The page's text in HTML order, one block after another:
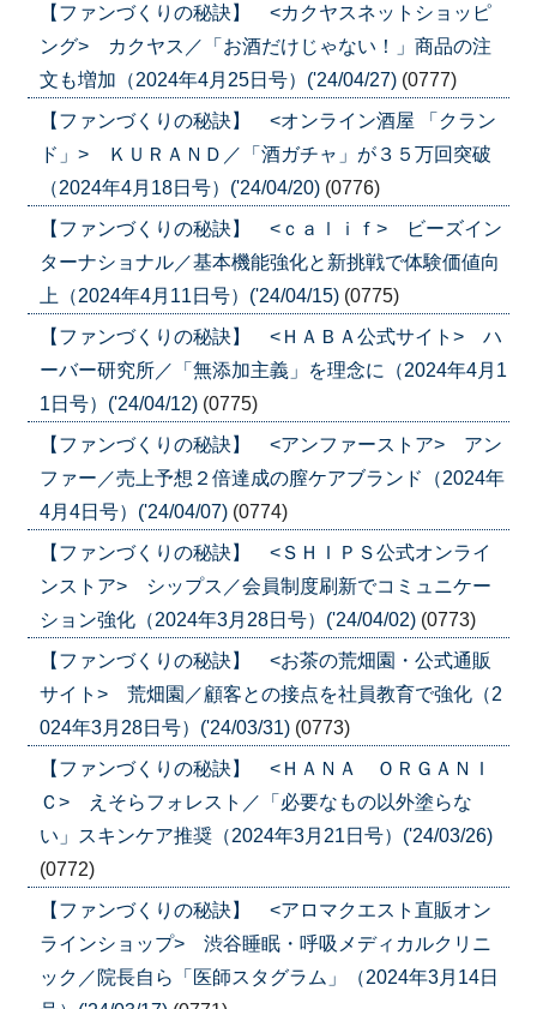
【ファンづくりの秘訣】 <カクヤスネットショッピ
ング> カクヤス／「お酒だけじゃない！」商品の注
文も増加（2024年4月25日号）('24/04/27) (0777)
【ファンづくりの秘訣】 <オンライン酒屋 「クラン
ド」> ＫＵＲＡＮＤ／「酒ガチャ」が３５万回突破
（2024年4月18日号）('24/04/20) (0776)
【ファンづくりの秘訣】 <ｃａｌｉｆ> ビーズイン
ターナショナル／基本機能強化と新挑戦で体験価値向
上（2024年4月11日号）('24/04/15) (0775)
【ファンづくりの秘訣】 <ＨＡＢＡ公式サイト> ハ
ーバー研究所／「無添加主義」を理念に（2024年4月1
1日号）('24/04/12) (0775)
【ファンづくりの秘訣】 <アンファーストア> アン
ファー／売上予想２倍達成の膣ケアブランド（2024年
4月4日号）('24/04/07) (0774)
【ファンづくりの秘訣】 <ＳＨＩＰＳ公式オンライ
ンストア> シップス／会員制度刷新でコミュニケー
ション強化（2024年3月28日号）('24/04/02) (0773)
【ファンづくりの秘訣】 <お茶の荒畑園・公式通販
サイト> 荒畑園／顧客との接点を社員教育で強化（2
024年3月28日号）('24/03/31) (0773)
【ファンづくりの秘訣】 <ＨＡＮＡ ＯＲＧＡＮＩ
Ｃ> えそらフォレスト／「必要なもの以外塗らな
い」スキンケア推奨（2024年3月21日号）('24/03/26)
(0772)
【ファンづくりの秘訣】 <アロマクエスト直販オン
ラインショップ> 渋谷睡眠・呼吸メディカルクリニ
ック／院長自ら「医師スタグラム」（2024年3月14日